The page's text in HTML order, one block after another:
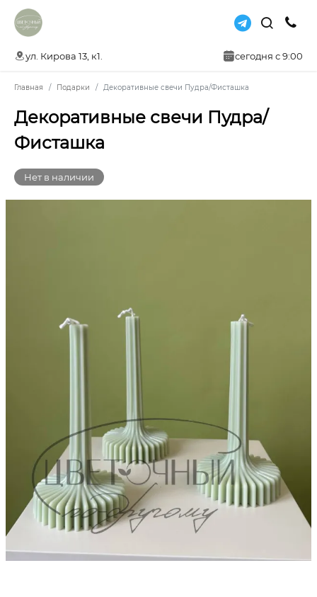
ул. Кирова 13, к1. сегодня с 9:00
Главная Подарки Декоративные свечи Пудра/Фисташка
Декоративные свечи Пудра/
Фисташка
Нет в наличии